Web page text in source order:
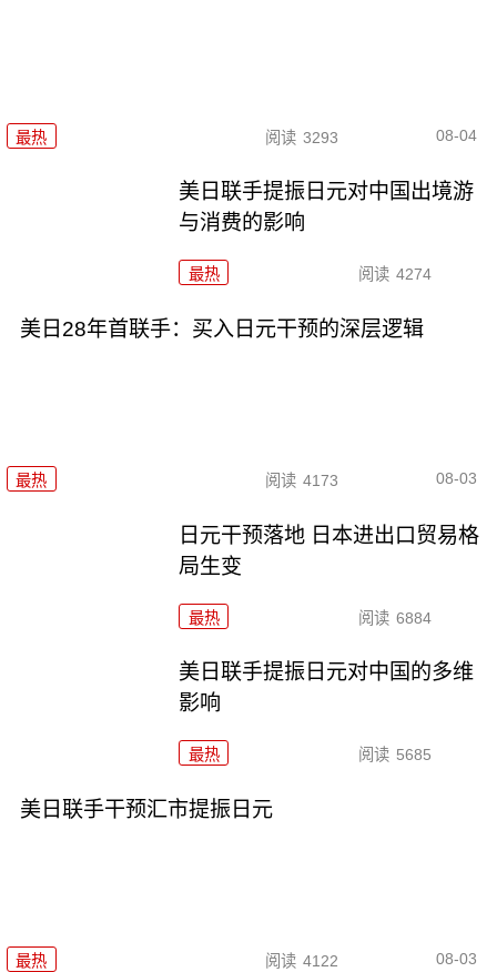
最热 阅读 3293 08-04
美日联手提振日元对中国出境游
与消费的影响
最热 阅读 4274
美日28年首联手：买入日元干预的深层逻辑
最热 阅读 4173 08-03
日元干预落地 日本进出口贸易格
局生变
最热 阅读 6884
美日联手提振日元对中国的多维
影响
最热 阅读 5685
美日联手干预汇市提振日元
最热 阅读 4122 08-03